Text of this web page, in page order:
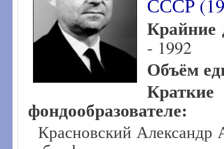
СССР
Крайние
- 1992
Объём
фондообразователе:
Красновский Александр